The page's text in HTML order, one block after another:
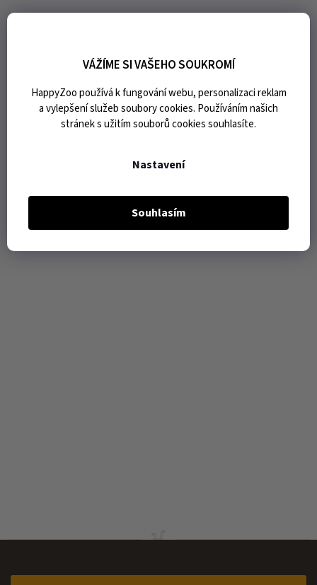
VÁŽÍME SI VAŠEHO SOUKROMÍ
HappyZoo používá k fungování webu, personalizaci reklam
a vylepšení služeb soubory cookies. Používáním našich
stránek s užitím souborů cookies souhlasíte.
Nastavení
Souhlasím